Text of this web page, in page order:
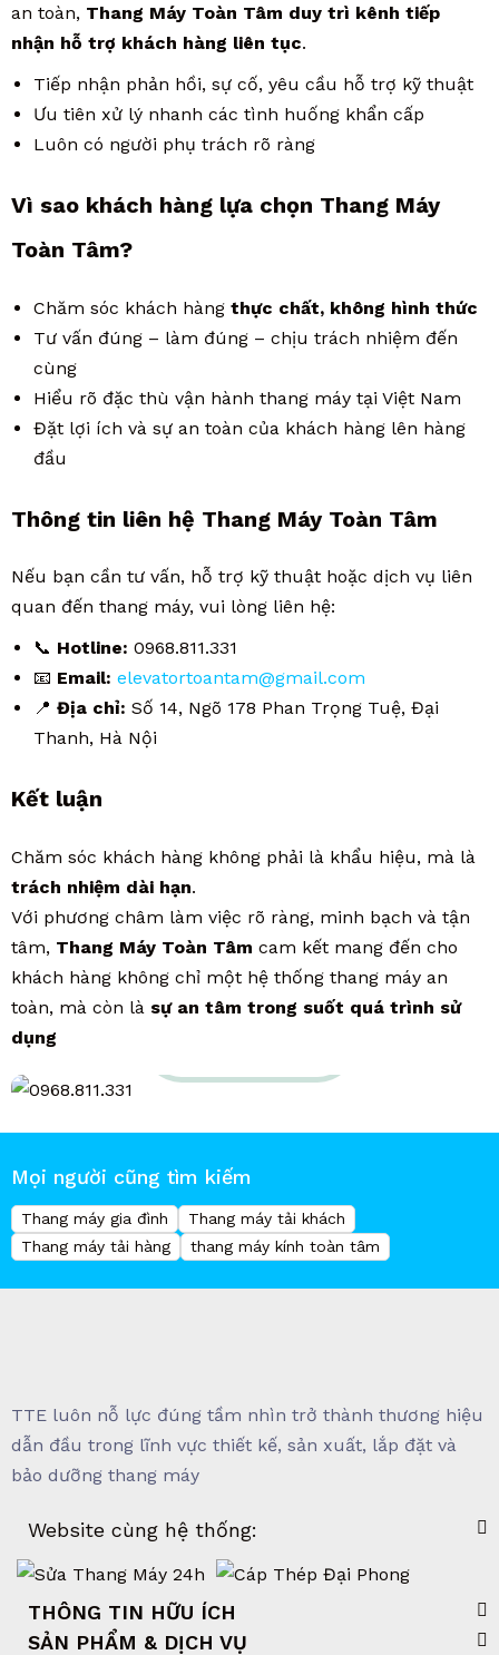
an toàn, Thang Máy Toàn Tâm duy trì kênh tiếp
nhận hỗ trợ khách hàng liên tục.
Tiếp nhận phản hồi, sự cố, yêu cầu hỗ trợ kỹ thuật
Ưu tiên xử lý nhanh các tình huống khẩn cấp
Luôn có người phụ trách rõ ràng
Vì sao khách hàng lựa chọn Thang Máy
Toàn Tâm?
Chăm sóc khách hàng thực chất, không hình thức
Tư vấn đúng – làm đúng – chịu trách nhiệm đến
cùng
Hiểu rõ đặc thù vận hành thang máy tại Việt Nam
Đặt lợi ích và sự an toàn của khách hàng lên hàng
đầu
Thông tin liên hệ Thang Máy Toàn Tâm
Nếu bạn cần tư vấn, hỗ trợ kỹ thuật hoặc dịch vụ liên
quan đến thang máy, vui lòng liên hệ:
📞 Hotline: 0968.811.331
📧 Email: elevatortoantam@gmail.com
📍 Địa chỉ: Số 14, Ngõ 178 Phan Trọng Tuệ, Đại
Thanh, Hà Nội
Kết luận
Chăm sóc khách hàng không phải là khẩu hiệu, mà là
trách nhiệm dài hạn.
Với phương châm làm việc rõ ràng, minh bạch và tận
tâm, Thang Máy Toàn Tâm cam kết mang đến cho
khách hàng không chỉ một hệ thống thang máy an
toàn, mà còn là sự an tâm trong suốt quá trình sử
dụng
Mọi người cũng tìm kiếm
Thang máy gia đình
Thang máy tải khách
Thang máy tải hàng
thang máy kính toàn tâm
TTE luôn nỗ lực đúng tầm nhìn trở thành thương hiệu
dẫn đầu trong lĩnh vực thiết kế, sản xuất, lắp đặt và
bảo dưỡng thang máy
Website cùng hệ thống:
THÔNG TIN HỮU ÍCH
SẢN PHẨM & DỊCH VỤ